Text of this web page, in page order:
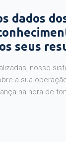
dados
seus
nosso
a sua
na hora de